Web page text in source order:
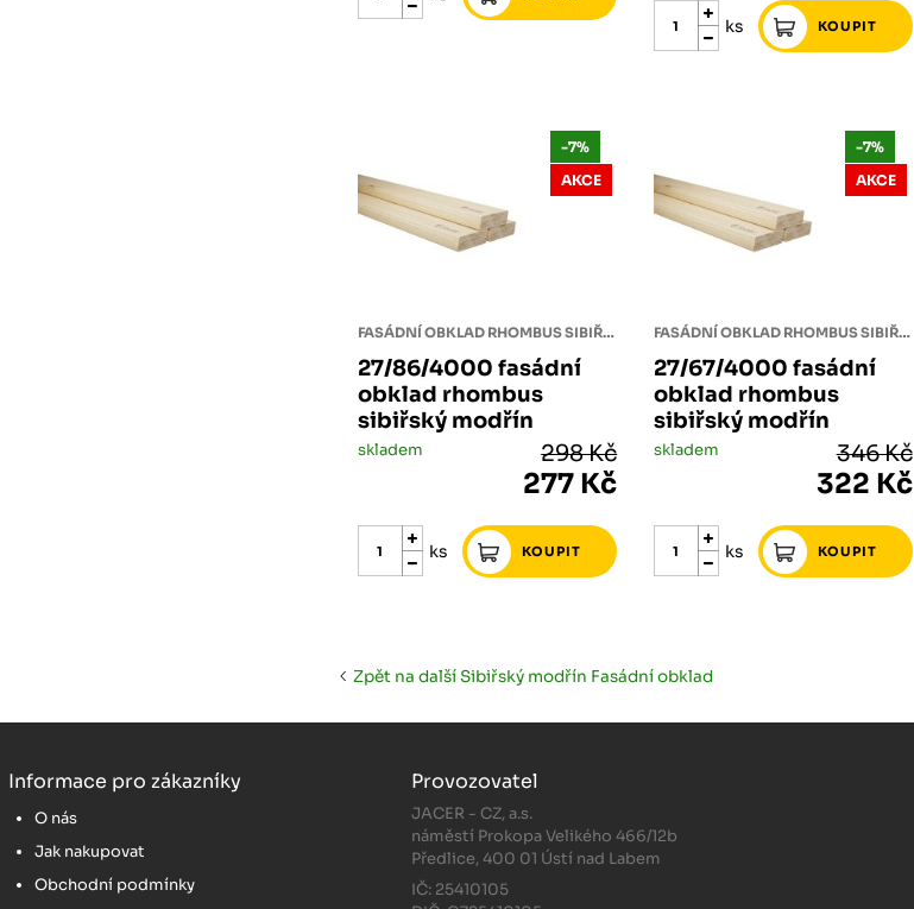
ks
FASÁDNÍ OBKLAD RHOMBUS SIBIŘSKÝ MODŘÍN
27/86/4000 fasádní
obklad rhombus
sibiřský modřín
-7%
AKCE
skladem 298 Kč
277 Kč
ks
FASÁDNÍ OBKLAD RHOMBUS SIBIŘSKÝ MODŘÍN
27/67/4000 fasádní
obklad rhombus
sibiřský modřín
-7%
AKCE
skladem 346 Kč
322 Kč
ks
Zpět na další Sibiřský modřín Fasádní obklad
Informace pro zákazníky
O nás
Jak nakupovat
Obchodní podmínky
Provozovatel
JACER - CZ, a.s.
náměstí Prokopa Velikého 466/12b
Předlice, 400 01 Ústí nad Labem
IČ: 25410105